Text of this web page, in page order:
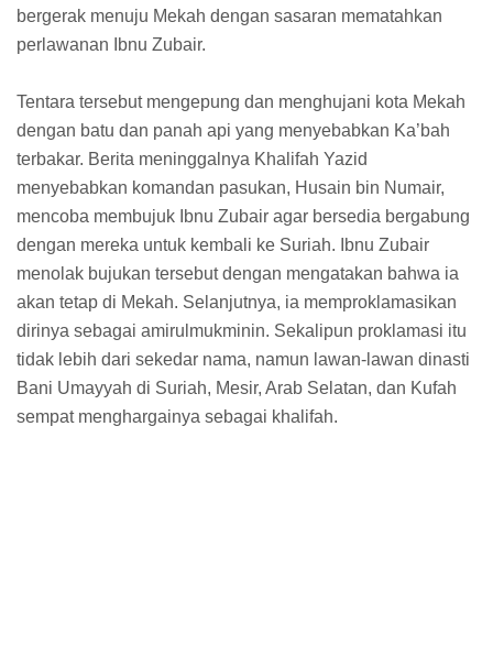
bergerak menuju Mekah dengan sasaran mematahkan
perlawanan Ibnu Zubair.
Tentara tersebut mengepung dan menghujani kota Mekah
dengan batu dan panah api yang menyebabkan Ka’bah
terbakar. Berita meninggalnya Khalifah Yazid
menyebabkan komandan pasukan, Husain bin Numair,
mencoba membujuk Ibnu Zubair agar bersedia bergabung
dengan mereka untuk kembali ke Suriah. Ibnu Zubair
menolak bujukan tersebut dengan mengatakan bahwa ia
akan tetap di Mekah. Selanjutnya, ia memproklamasikan
dirinya sebagai amirulmukminin. Sekalipun proklamasi itu
tidak lebih dari sekedar nama, namun lawan-lawan dinasti
Bani Umayyah di Suriah, Mesir, Arab Selatan, dan Kufah
sempat menghargainya sebagai khalifah.